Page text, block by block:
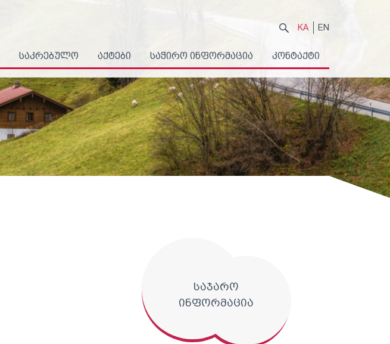
KA EN
საკრებულო აქტები საჭირო ინფორმაცია კონტაქტი
საჯარო
ინფორმაცია